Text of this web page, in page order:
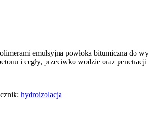
emulsyjna powłoka bitumiczna
i cegły, przeciwko wodzie oraz
hydroizolacja